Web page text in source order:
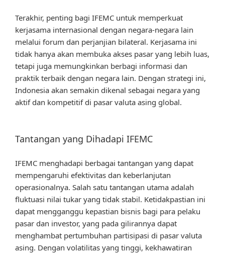
Terakhir, penting bagi IFEMC untuk memperkuat
kerjasama internasional dengan negara-negara lain
melalui forum dan perjanjian bilateral. Kerjasama ini
tidak hanya akan membuka akses pasar yang lebih luas,
tetapi juga memungkinkan berbagi informasi dan
praktik terbaik dengan negara lain. Dengan strategi ini,
Indonesia akan semakin dikenal sebagai negara yang
aktif dan kompetitif di pasar valuta asing global.
Tantangan yang Dihadapi IFEMC
IFEMC menghadapi berbagai tantangan yang dapat
mempengaruhi efektivitas dan keberlanjutan
operasionalnya. Salah satu tantangan utama adalah
fluktuasi nilai tukar yang tidak stabil. Ketidakpastian ini
dapat mengganggu kepastian bisnis bagi para pelaku
pasar dan investor, yang pada gilirannya dapat
menghambat pertumbuhan partisipasi di pasar valuta
asing. Dengan volatilitas yang tinggi, kekhawatiran